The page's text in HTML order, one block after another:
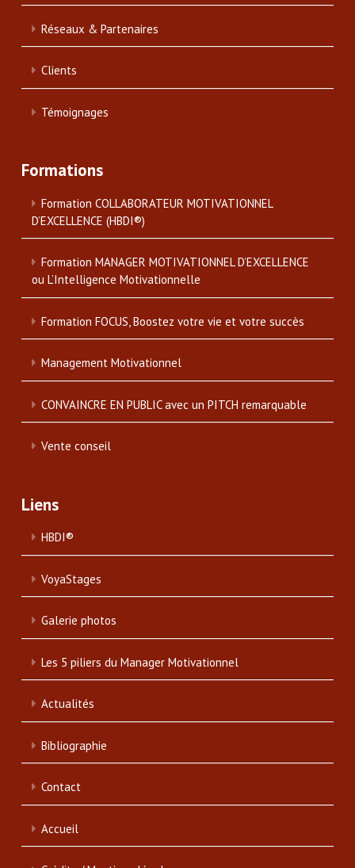
Réseaux & Partenaires
Clients
Témoignages
Formations
Formation COLLABORATEUR MOTIVATIONNEL
D’EXCELLENCE (HBDI®)
Formation MANAGER MOTIVATIONNEL D’EXCELLENCE
ou L’Intelligence Motivationnelle
Formation FOCUS, Boostez votre vie et votre succès
Management Motivationnel
CONVAINCRE EN PUBLIC avec un PITCH remarquable
Vente conseil
Liens
HBDI®
VoyaStages
Galerie photos
Les 5 piliers du Manager Motivationnel
Actualités
Bibliographie
Contact
Accueil